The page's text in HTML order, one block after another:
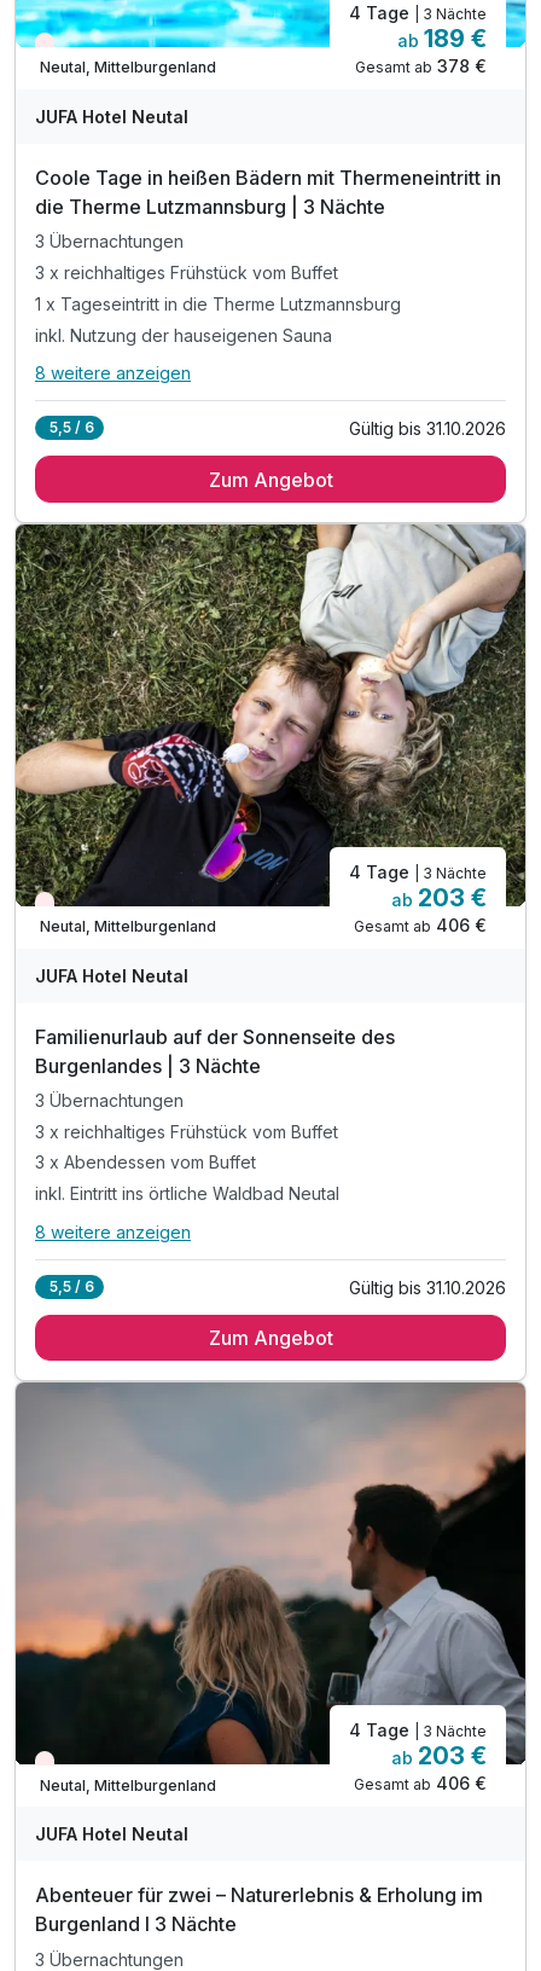
Nur noch Restplätze
Neutal, Mittelburgenland
4 Tage | 3 Nächte
ab 189 €
Gesamt ab 378 €
JUFA Hotel Neutal
Coole Tage in heißen Bädern mit Thermeneintritt in
die Therme Lutzmannsburg | 3 Nächte
3 Übernachtungen
3 x reichhaltiges Frühstück vom Buffet
1 x Tageseintritt in die Therme Lutzmannsburg
inkl. Nutzung der hauseigenen Sauna
Alle Inklusivleistungen
3 x reichhaltiges Frühstück vom Buffet
inkl. Nutzung der hauseigenen Sauna
inkl. freier Eintritt ins örtliche Waldbad Neutal
inkl. Indoor - Spielzimmer & Kräuter- & Nutzgarten
inkl. Streichelzoo & Abenteuerspielplatz
inkl. Burgenland Card mit gratis Leistungen,
Ermäßigungen und vergünstigten Angeboten z.B.:
* Eintritt in den Reptilien Zoo Forchtenstein
* Eintritt in den Erlebnispark Eis-Greissler
* gratis Führung auf der Straussenfarm Wiesen
8 weitere anzeigen
5,5 / 6 Gültig bis 31.10.2026
Zum Angebot
Nur noch Restplätze
Neutal, Mittelburgenland
4 Tage | 3 Nächte
ab 203 €
Gesamt ab 406 €
JUFA Hotel Neutal
Familienurlaub auf der Sonnenseite des
Burgenlandes | 3 Nächte
3 Übernachtungen
3 x reichhaltiges Frühstück vom Buffet
3 x Abendessen vom Buffet
inkl. Eintritt ins örtliche Waldbad Neutal
Alle Inklusivleistungen
3 x reichhaltiges Frühstück vom Buffet
inkl. Streichelzoo & Abenteuerspielplatz
inkl. Burgenland Card mit gratis Leistungen*
inkl. Eintritt in den Eis-Greissler Erlebnispark*
Tipp: Ritterburg Lockenhaus
Tipp: Sonnentherme Lutzmannsburg
Tipp: Draisientour im Sonnenland
8 weitere anzeigen
5,5 / 6 Gültig bis 31.10.2026
Zum Angebot
Nur noch Restplätze
Neutal, Mittelburgenland
4 Tage | 3 Nächte
ab 203 €
Gesamt ab 406 €
JUFA Hotel Neutal
Abenteuer für zwei – Naturerlebnis & Erholung im
Burgenland I 3 Nächte
3 Übernachtungen